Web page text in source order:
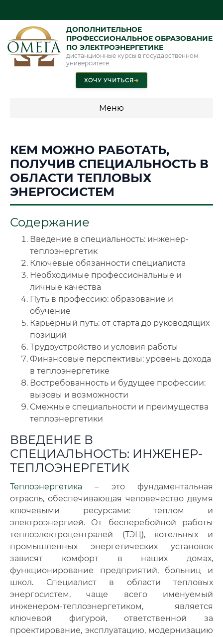
ДОПОЛНИТЕЛЬНОЕ
ПРОФЕССИОНАЛЬНОЕ ОБРАЗОВАНИЕ
ПО ЭЛЕКТРОЭНЕРГЕТИКЕ
дистанционные курсы в государственном
университете
ХОЧУ УЧИТЬСЯ➜
Меню
Стоимость по программам обучения "Электроэнергетика"
📜 Документы и аккредитация
🔍Нажмите на документ для увеличения и просмотра
КЕМ МОЖНО РАБОТАТЬ,
ПОЛУЧИВ СПЕЦИАЛЬНОСТЬ В
ОБЛАСТИ ТЕПЛОВЫХ
ЭНЕРГОСИСТЕМ
Содержание
Введение в специальность: инженер-
теплоэнергетик
Ключевые обязанности специалиста
Необходимые профессиональные и
личные качества
Путь в профессию: образование и
обучение
Карьерный путь: от старта до руководящих
позиций
Трудоустройство и условия работы
Финансовые перспективы: уровень дохода
в теплоэнергетике
Востребованность и будущее профессии:
вызовы и возможности
Смежные специальности и преимущества
теплоэнергетики
ВВЕДЕНИЕ В
СПЕЦИАЛЬНОСТЬ: ИНЖЕНЕР-
ТЕПЛОЭНЕРГЕТИК
Теплоэнергетика – это фундаментальная
отрасль, обеспечивающая человечество двумя
ключевыми ресурсами: теплом и
электроэнергией. От бесперебойной работы
теплоэлектроцентралей (ТЭЦ), котельных и
промышленных энергетических установок
зависят комфорт в наших домах,
функционирование предприятий, больниц и
школ. Специалист в области тепловых
энергосистем, чаще всего именуемый
инженером-теплоэнергетиком, является
ключевой фигурой, ответственной за
проектирование, эксплуатацию, модернизацию